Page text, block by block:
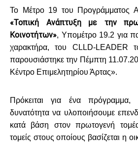
Το Μέτρο 19 του Προγράμματος
«Τοπική Ανάπτυξη με την
Κοινοτήτων», Υπομέτρο 19.2 για
χαρακτήρα, του CLLD-LEADER
παρουσιάστηκε την Πέμπτη
Κέντρο Επιμελητηρίου Άρτας».
Πρόκειται για ένα
δυνατότητα να υλοποιήσουμε
κατά βάση στον πρωτογενή
τομείς στους οποίους βασίζεται η